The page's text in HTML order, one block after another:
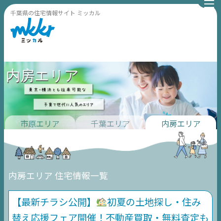
千葉県の住宅情報サイト ミッカル
内房エリア
市原エリア 千葉エリア 内房エリア
内房エリア 住宅情報一覧
【最新チラシ公開】
初夏の土地探し・住み
替え応援フェア開催！不動産買取・無料査定も